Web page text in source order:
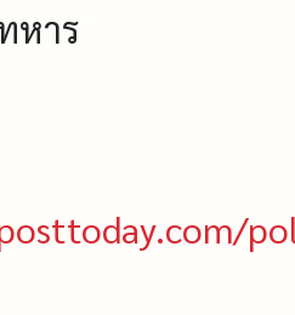
หาร